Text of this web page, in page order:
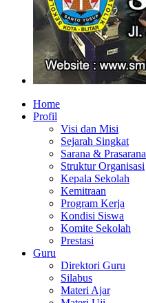
Home
Profil
Visi dan Misi
Sejarah Singkat
Sarana & Prasarana
Struktur Organisasi
Kepala Sekolah
Kemitraan
Program Kerja
Kondisi Siswa
Komite Sekolah
Prestasi
Guru
Direktori Guru
Silabus
Materi Ajar